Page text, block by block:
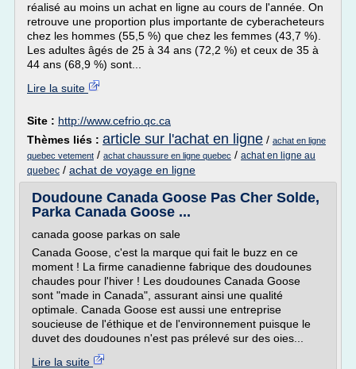
réalisé au moins un achat en ligne au cours de l'année. On
retrouve une proportion plus importante de cyberacheteurs
chez les hommes (55,5 %) que chez les femmes (43,7 %).
Les adultes âgés de 25 à 34 ans (72,2 %) et ceux de 35 à
44 ans (68,9 %) sont...
Lire la suite
Site : http://www.cefrio.qc.ca
Thèmes liés : article sur l'achat en ligne / achat en ligne
quebec vetement / achat chaussure en ligne quebec / achat en ligne au
quebec / achat de voyage en ligne
Doudoune Canada Goose Pas Cher Solde,
Parka Canada Goose ...
canada goose parkas on sale
Canada Goose, c'est la marque qui fait le buzz en ce
moment ! La firme canadienne fabrique des doudounes
chaudes pour l'hiver ! Les doudounes Canada Goose
sont "made in Canada", assurant ainsi une qualité
optimale. Canada Goose est aussi une entreprise
soucieuse de l'éthique et de l'environnement puisque le
duvet des doudounes n'est pas prélevé sur des oies...
Lire la suite